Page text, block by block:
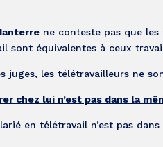
ne conteste pas que les
sont équivalentes à ceux
juges, les télétravailleurs ne
chez lui n’est pas dans la
en télétravail n’est pas